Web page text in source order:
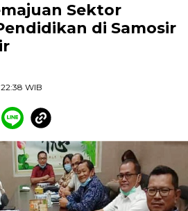
Sektor
di Samosir
WIB